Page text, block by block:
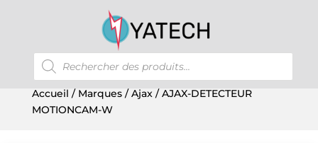
Recherche
de
produits
Accueil / Marques/Ajax/ AJAX-DETECTEUR
MOTIONCAM-W